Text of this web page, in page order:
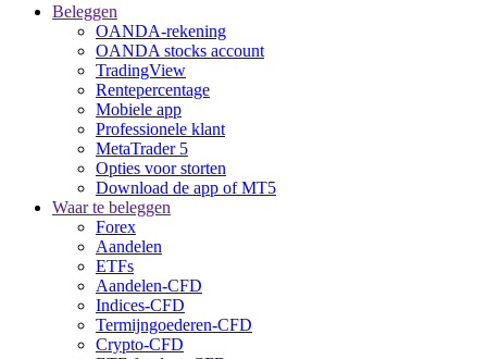
Beleggen
OANDA-rekening
OANDA stocks account
TradingView
Rentepercentage
Mobiele app
Professionele klant
MetaTrader 5
Opties voor storten
Download de app of MT5
Waar te beleggen
Forex
Aandelen
ETFs
Aandelen-CFD
Indices-CFD
Termijngoederen-CFD
Crypto-CFD